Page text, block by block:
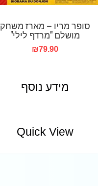
סופר מריו – מארז משחק
מושלם "מרדף לילי"
₪79.90
מידע נוסף
Quick View